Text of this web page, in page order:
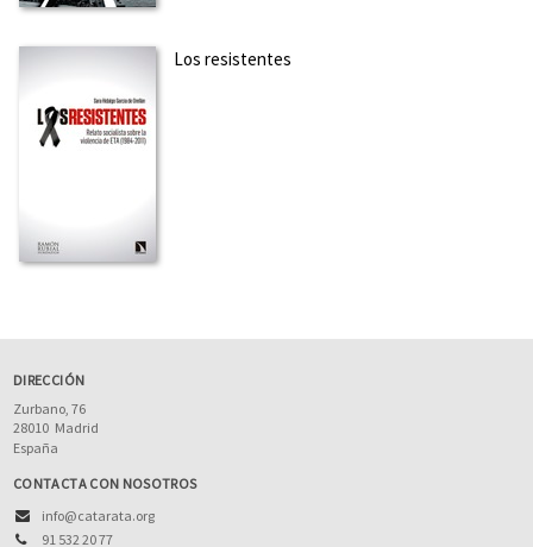
Los resistentes
DIRECCIÓN
Zurbano, 76
28010 Madrid
España
CONTACTA CON NOSOTROS
info@catarata.org
91 532 20 77